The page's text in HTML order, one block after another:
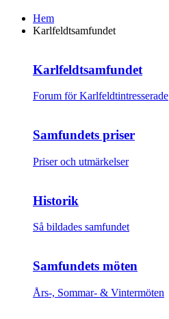
Hem
Karlfeldtsamfundet
Karlfeldtsamfundet
Forum för Karlfeldtintresserade
Samfundets priser
Priser och utmärkelser
Historik
Så bildades samfundet
Samfundets möten
Års-, Sommar- & Vintermöten